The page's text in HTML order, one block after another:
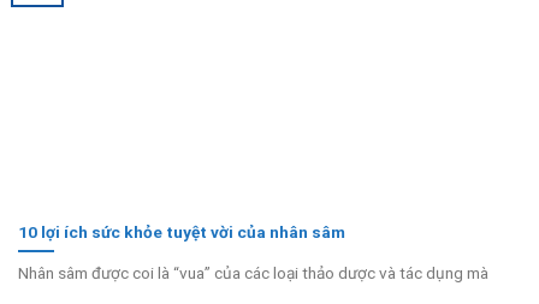
10 lợi ích sức khỏe tuyệt vời của nhân sâm
Nhân sâm được coi là “vua” của các loại thảo dược và tác dụng mà